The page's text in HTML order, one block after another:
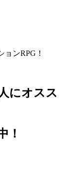
ンRPG！
にオスス
！